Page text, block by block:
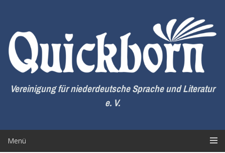
springen
Vereinigung für niederdeutsche Sprache und Literatur
e. V.
Menü